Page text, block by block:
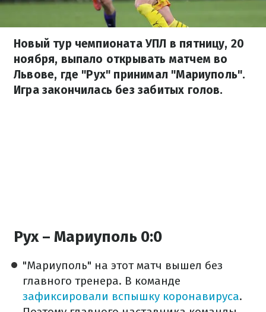
Новый тур чемпионата УПЛ в пятницу, 20
ноября, выпало открывать матчем во
Львове, где "Рух" принимал "Мариуполь".
Игра закончилась без забитых голов.
Рух – Мариуполь 0:0
"Мариуполь" на этот матч вышел без
главного тренера. В команде
зафиксировали вспышку коронавируса.